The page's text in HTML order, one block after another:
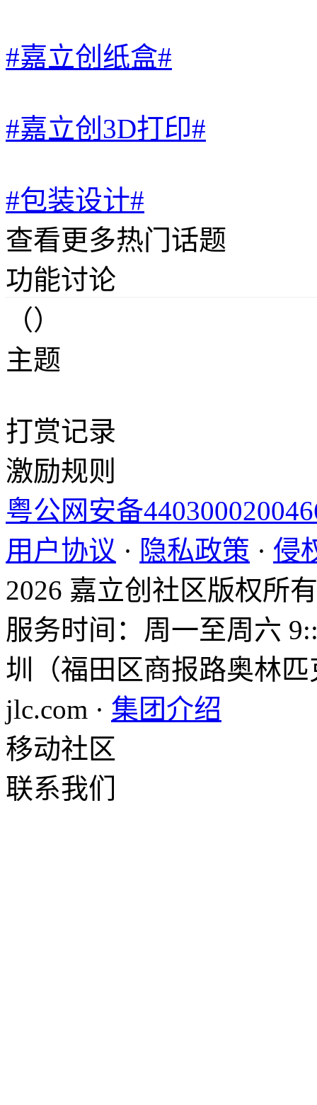
#嘉立创纸盒#
#嘉立创3D打印#
#包装设计#
查看更多热门话题
功能讨论
（）
主题
打赏记录
激励规则
粤公网安备
用户协议 · 隐私政策 · 侵
2026 嘉立创社区版权所有
服务时间：周一至周六
圳（福田区商报路奥林匹
jlc.com · 集团介绍
移动社区
联系我们